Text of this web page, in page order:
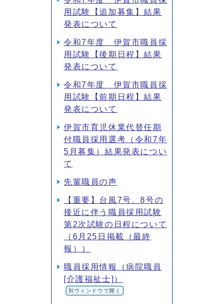
用試験【追加募集】結果
発表について
令和7年度 伊賀市職員採
用試験【後期日程】結果
発表について
令和7年度 伊賀市職員採
用試験【前期日程】結果
発表について
伊賀市育児休業代替任期
付職員採用選考（令和7年
5月募集）結果発表につい
て
先輩職員の声
【重要】台風7号、8号の
接近に伴う職員採用試験
第2次試験の日程について
（6月25日掲載（最終
報））
職員採用情報（病院職員
[介護福祉士]）
別ウィンドウで開く